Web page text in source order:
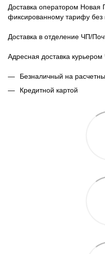
Доставка оператором Новая
фиксированному тарифу без
Доставка в отделение ЧП/
Адресная доставка
Безналичный на
Кредитной картой